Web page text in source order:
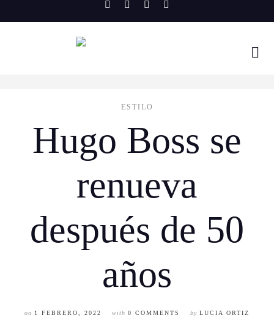
to
ESTILO
Hugo Boss se
renueva
después de 50
años
on 1 FEBRERO, 2022 with 0 COMMENTS by LUCIA ORTIZ